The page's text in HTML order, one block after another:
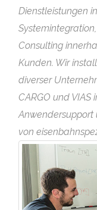
Dienstleistungen
Consulting
Kunden. Wir
diverser
CARGO und
von